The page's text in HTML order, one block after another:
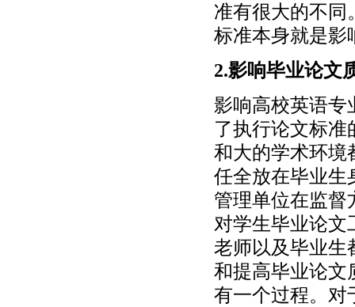
准有很大的不同
标准本身就是影
2.影响毕业论文
影响高校英语专
了执行论文标
和大的学术环境
任全放在毕业生
管理单位在监督
对学生毕业论文
老师以及毕业生
和提高毕业论文
有一个过程。对